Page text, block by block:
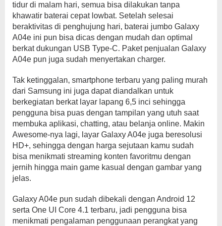
tidur di malam hari, semua bisa dilakukan tanpa
khawatir baterai cepat lowbat. Setelah selesai
beraktivitas di penghujung hari, baterai jumbo Galaxy
A04e ini pun bisa dicas dengan mudah dan optimal
berkat dukungan USB Type-C. Paket penjualan Galaxy
A04e pun juga sudah menyertakan charger.
Tak ketinggalan, smartphone terbaru yang paling murah
dari Samsung ini juga dapat diandalkan untuk
berkegiatan berkat layar lapang 6,5 inci sehingga
pengguna bisa puas dengan tampilan yang utuh saat
membuka aplikasi, chatting, atau belanja online. Makin
Awesome-nya lagi, layar Galaxy A04e juga beresolusi
HD+, sehingga dengan harga sejutaan kamu sudah
bisa menikmati streaming konten favoritmu dengan
jernih hingga main game kasual dengan gambar yang
jelas.
Galaxy A04e pun sudah dibekali dengan Android 12
serta One UI Core 4.1 terbaru, jadi pengguna bisa
menikmati pengalaman penggunaan perangkat yang